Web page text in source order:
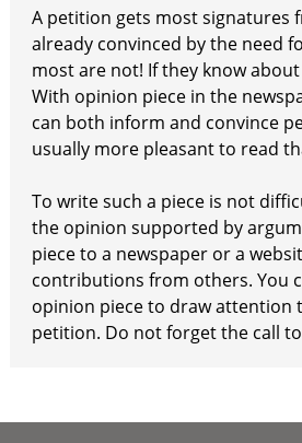
A petition gets most signatures
already convinced by the need
most are not! If they know
With opinion piece in the
can both inform and convince
usually more pleasant to read
To write such a piece is not
the opinion supported by
piece to a newspaper or a
contributions from others. You
opinion piece to draw attention
petition. Do not forget the call